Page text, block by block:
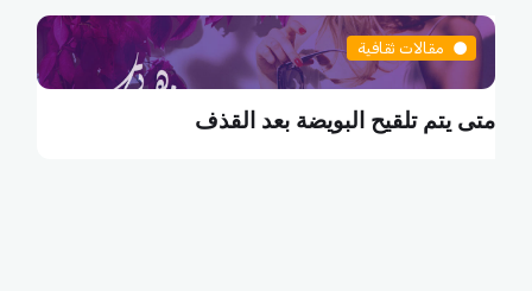
مقالات ثقافية
متى يتم تلقيح البويضة بعد القذف